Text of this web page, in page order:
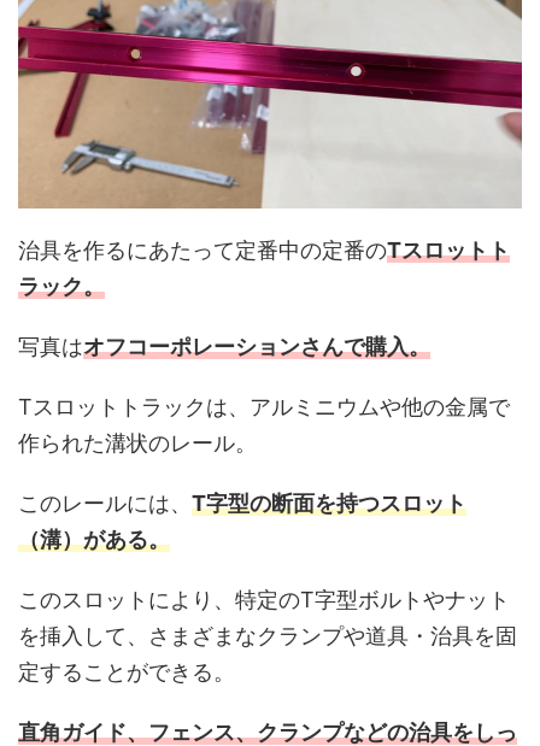
治具を作るにあたって定番中の定番のTスロットト
ラック。
写真はオフコーポレーションさんで購入。
Tスロットトラックは、アルミニウムや他の金属で
作られた溝状のレール。
このレールには、 T字型の断面を持つスロット
（溝）がある。
このスロットにより、特定のT字型ボルトやナット
を挿入して、さまざまなクランプや道具・治具を固
定することができる。
直角ガイド、フェンス、クランプなどの治具をしっ